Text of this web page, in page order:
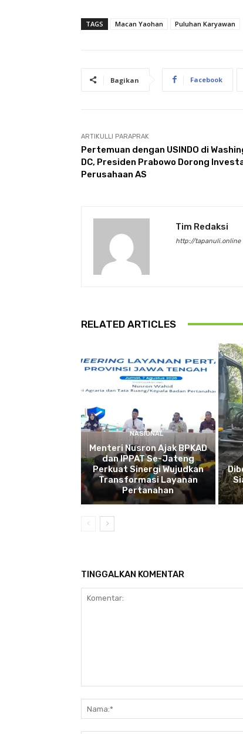
TAGS Macan Yaohan Puluhan Karyawan
Bagikan Facebook
ARTIKULLI PARAPRAK
Pertemuan dengan USINDO di
DC, Presiden Prabowo Dorong
Perusahaan AS
Tim Redaksi
http://tapanuli.online
RELATED ARTICLES
NASIONAL
Menteri Nusron Ajak BPKAD
dan IPPAT Se-Jateng
Perkuat Sinergi Wujudkan
Transformasi Layanan
Pertanahan
TINGGALKAN KOMENTAR